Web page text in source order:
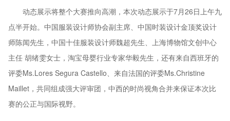
动态展示将整个大赛推向高潮，本次动态展示于7月26日上午九
点半开始。中国服装设计师协会副主席、中国时装设计金顶奖设计
师陈闻先生，中国十佳服装设计师魏超先生、上海博物馆文创中心
主任 胡绪雯女士，淘宝母婴行业专家华毅先生，还有来自西班牙的
评委Ms.Lores Segura Castello、来自法国的评委Ms.Christine
Maillet，共同组成强大评审团，中西的时尚视角合并来保证本次比
赛的公正与国际视野。